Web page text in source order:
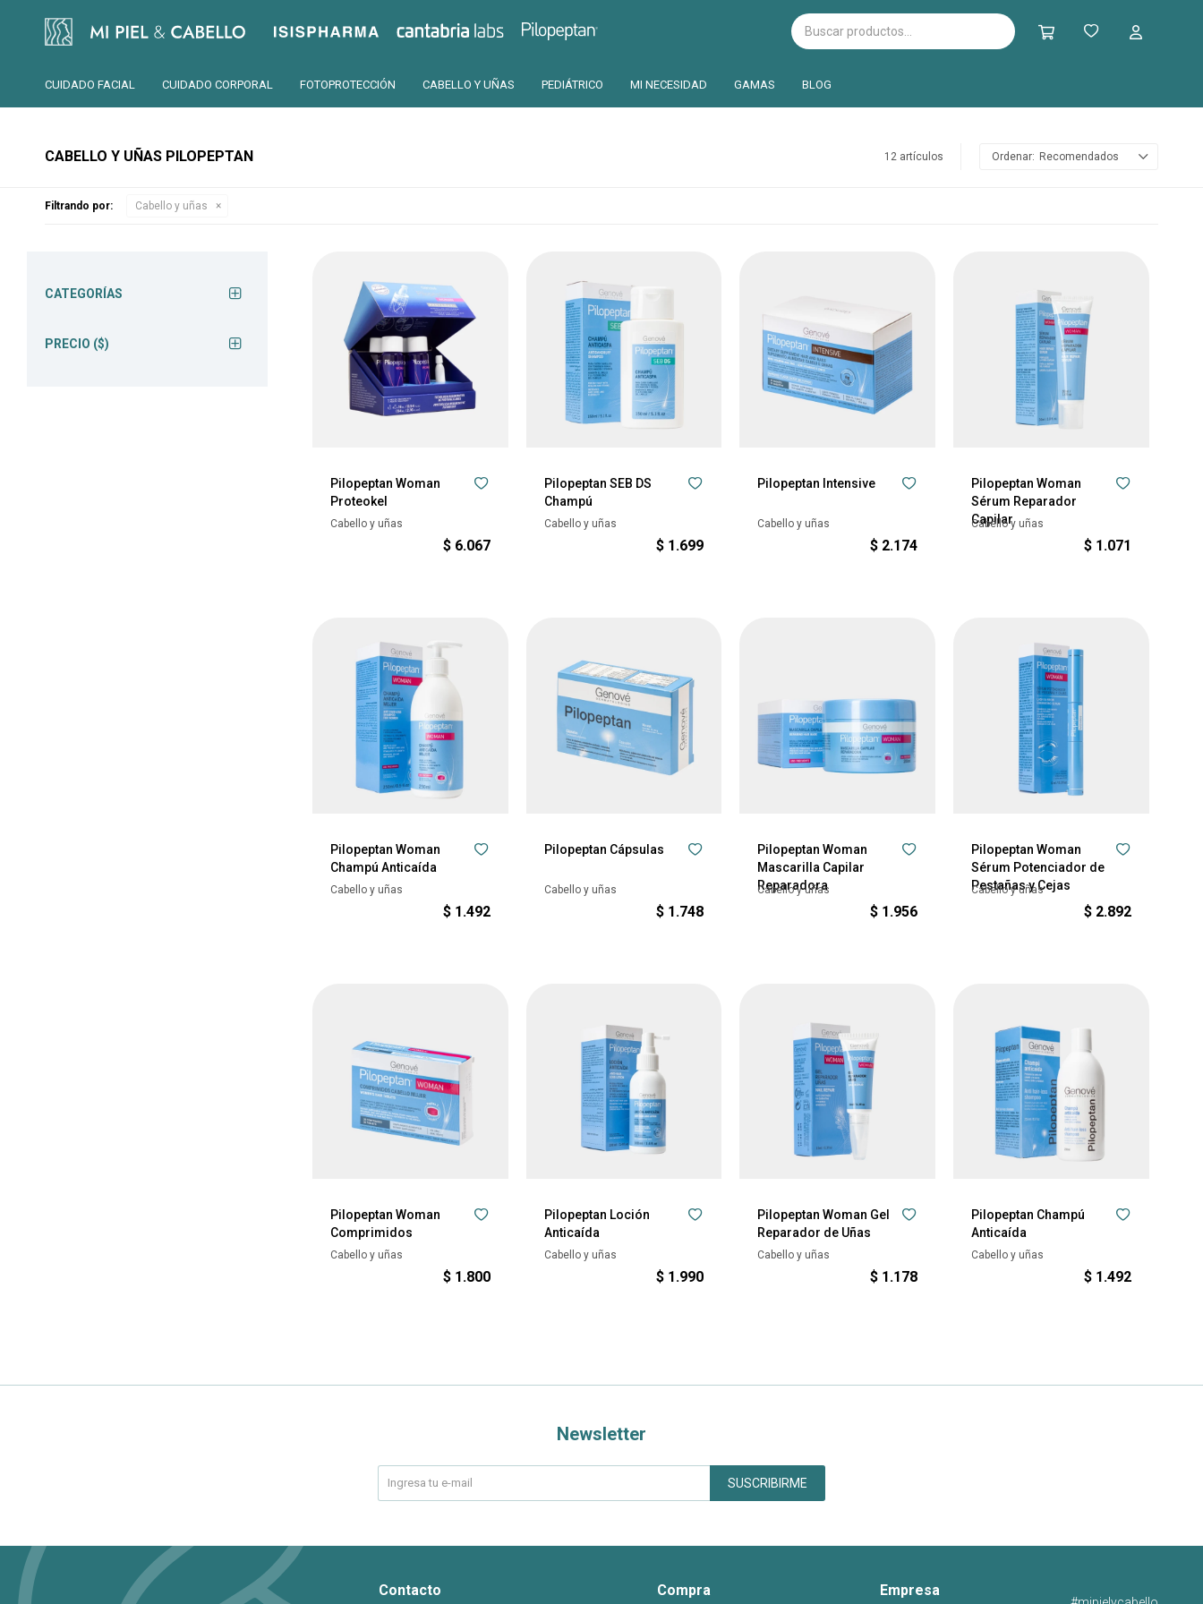
CUIDADO FACIAL CUIDADO CORPORAL FOTOPROTECCIÓN CABELLO Y UÑAS PEDIÁTRICO MI NECESIDAD GAMAS BLOG
Isispharma Cantabria Pilopeptan
CABELLO Y UÑAS PILOPEPTAN 12 artículos Recomendados
Filtrando por: Cabello y uñas
Pilopeptan Woman
Proteokel
Cabello y uñas
$ 6.067
Pilopeptan SEB DS
Champú
Cabello y uñas
$ 1.699
Pilopeptan Intensive
Cabello y uñas
$ 2.174
Pilopeptan Woman
Sérum Reparador
Capilar
Cabello y uñas
$ 1.071
Pilopeptan Woman
Champú Anticaída
Cabello y uñas
$ 1.492
Pilopeptan Cápsulas
Cabello y uñas
$ 1.748
Pilopeptan Woman
Mascarilla Capilar
Reparadora
Cabello y uñas
$ 1.956
Pilopeptan Woman
Sérum Potenciador de
Pestañas y Cejas
Cabello y uñas
$ 2.892
Pilopeptan Woman
Comprimidos
Cabello y uñas
$ 1.800
Pilopeptan Loción
Anticaída
Cabello y uñas
$ 1.990
Pilopeptan Woman Gel
Reparador de Uñas
Cabello y uñas
$ 1.178
Pilopeptan Champú
Anticaída
Cabello y uñas
$ 1.492
CATEGORÍAS
PRECIO ($)
Contacto Empresa
Compra
Newsletter
SUSCRIBIRME